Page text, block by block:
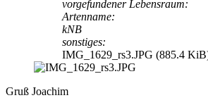
vorgefundener Lebensraum:
Artenname:
kNB
sonstiges:
IMG_1629_rs3.JPG (885.4
Gruß Joachim